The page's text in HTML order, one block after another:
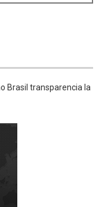
Brasil transparencia la